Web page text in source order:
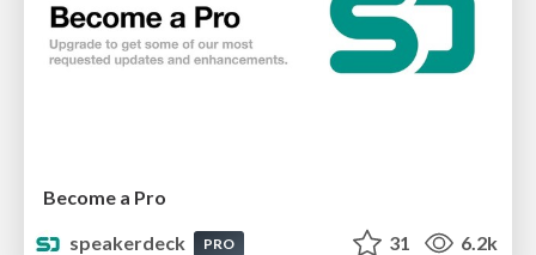
Become a Pro
speakerdeck
PRO 31 6.2k